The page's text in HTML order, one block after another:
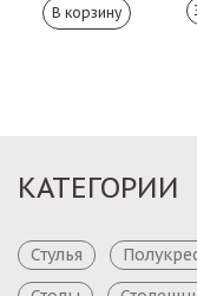
КАТЕГОРИИ
Стулья